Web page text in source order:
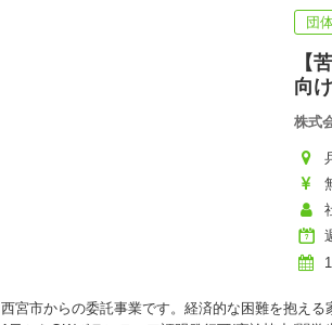
団
【
向
株式
西宮市からの委託事業です。経済的な困難を抱え